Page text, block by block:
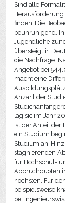
Sind alle
finden. Die
beunruhigend.
Jugendliche
übersteigt in
die Nachfrage.
Angebot bei
macht eine
Anzahl der
lag sie im Jahr
ist der Anteil der
ein Studium
Studium an.
stagnierenden
für Hochschul-
Abbruchquoten
höchsten. Für
beispielsweise
bei